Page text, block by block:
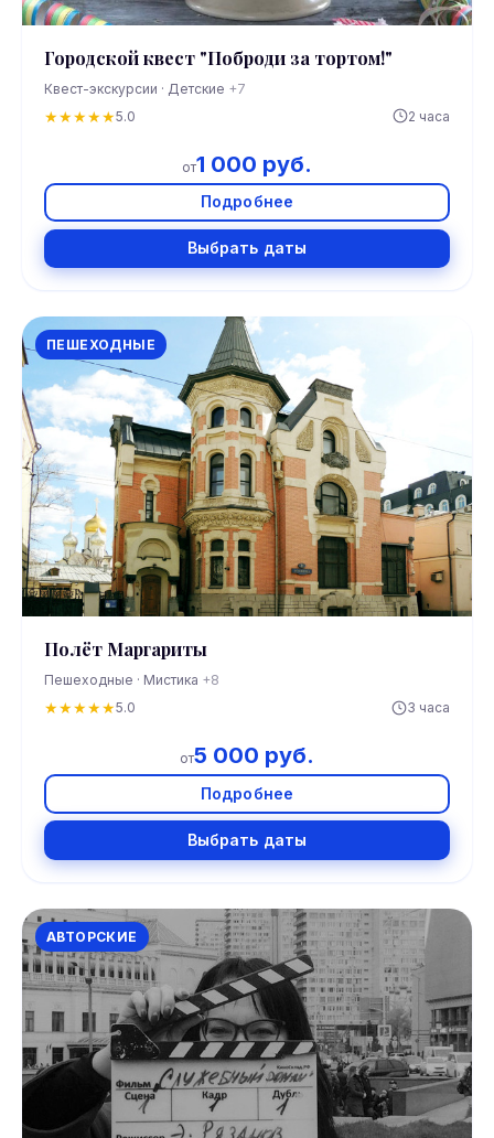
Городской квест "Поброди за тортом!"
Квест-экскурсии · Детские +7
★★★★★5.0 2 часа
от1 000 руб.
Подробнее
Выбрать даты
ПЕШЕХОДНЫЕ
Полёт Маргариты
Пешеходные · Мистика +8
★★★★★5.0 3 часа
от5 000 руб.
Подробнее
Выбрать даты
АВТОРСКИЕ